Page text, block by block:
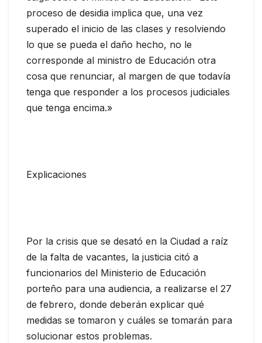
proceso de desidia implica que, una vez
superado el inicio de las clases y resolviendo
lo que se pueda el daño hecho, no le
corresponde al ministro de Educación otra
cosa que renunciar, al margen de que todavía
tenga que responder a los procesos judiciales
que tenga encima.»
Explicaciones
Por la crisis que se desató en la Ciudad a raíz
de la falta de vacantes, la justicia citó a
funcionarios del Ministerio de Educación
porteño para una audiencia, a realizarse el 27
de febrero, donde deberán explicar qué
medidas se tomaron y cuáles se tomarán para
solucionar estos problemas.